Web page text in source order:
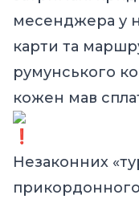
месенджера у
карти та
румунського
кожен мав
Незаконних
прикордонного